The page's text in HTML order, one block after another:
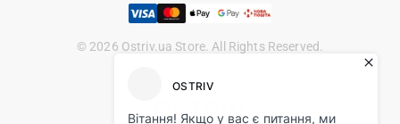
© 2026 Ostriv.ua Store. All Rights Reserved.